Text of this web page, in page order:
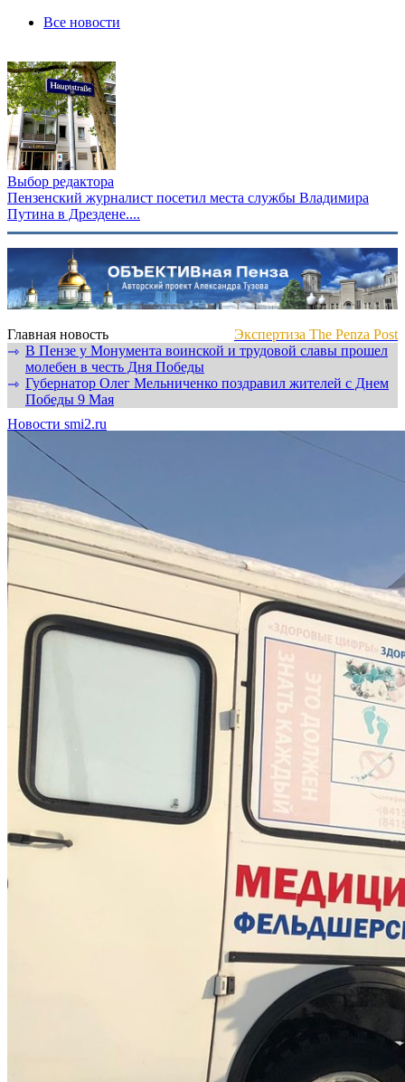
Все новости
Выбор редактора
Пензенский журналист посетил места службы Владимира
Путина в Дрездене....
Главная новость
Экспертиза The Penza Post
⇾ В Пензе у Монумента воинской и трудовой славы прошел
молебен в честь Дня Победы
⇾ Губернатор Олег Мельниченко поздравил жителей с Днем
Победы 9 Мая
Новости smi2.ru